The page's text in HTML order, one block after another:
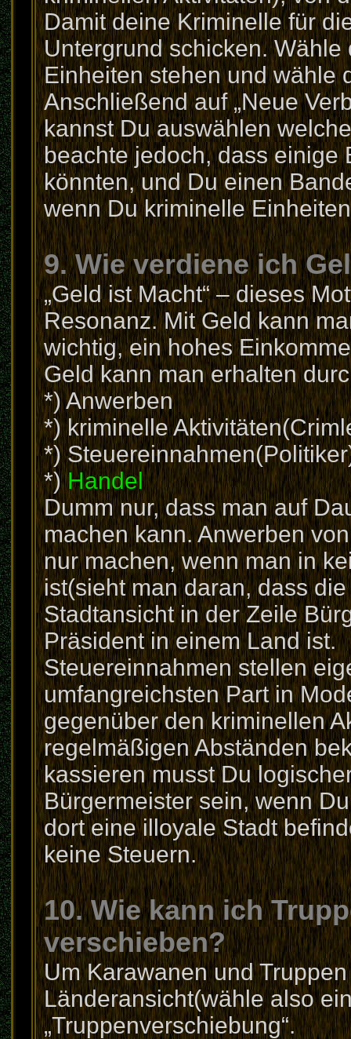
Damit deine Kriminelle für
Untergrund schicken.
Einheiten stehen und wähle
Anschließend auf „Neue
kannst Du auswählen
beachte jedoch, dass einige
könnten, und Du einen
wenn Du kriminelle
9. Wie verdiene ich
„Geld ist Macht“ – dieses
Resonanz. Mit Geld kann
wichtig, ein hohes
Geld kann man erhalten
*) Anwerben
*) kriminelle
*)
*)Handel
Dumm nur, dass man auf
machen kann. Anwerben
nur machen, wenn man in
ist(sieht man daran, dass
Stadtansicht in der Zeile
Präsident in einem Land ist.
Steuereinnahmen stellen
umfangreichsten Part in
gegenüber den kriminellen
regelmäßigen Abständen
kassieren musst Du
Bürgermeister sein, wenn
dort eine illoyale Stadt
keine Steuern.
10. Wie kann ich
verschieben?
Um Karawanen und
Länderansicht(wähle also
„Truppenverschiebung“.